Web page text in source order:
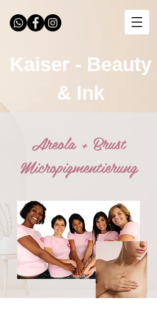
Kaiser - Beauty
& Ink
Areola + Brust
Micropigmentierung